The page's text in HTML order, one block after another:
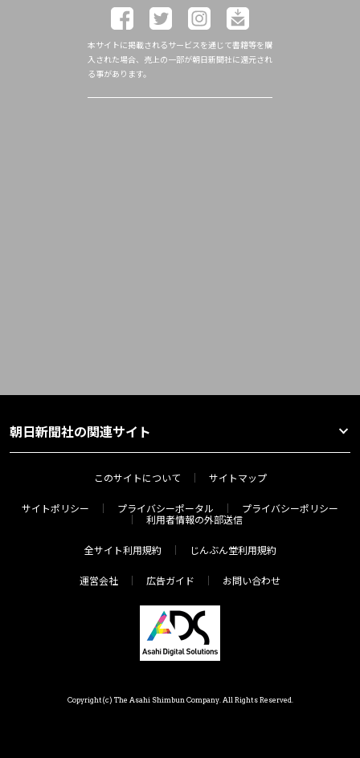
本サイトに掲載されるサービスを通じて書籍等を購
入された場合、売上の一部が朝日新聞社に還元され
る事があります。
朝日新聞社の関連サイト
このサイトについて サイトマップ
サイトポリシー プライバシーポータル
プライバシーポリシー
利用者情報の外部送信
全サイト利用規約 じんぶん堂利用規約
運営会社 広告ガイド お問い合わせ
Copyright(c) The Asahi Shimbun Company. All Rights Reserved.